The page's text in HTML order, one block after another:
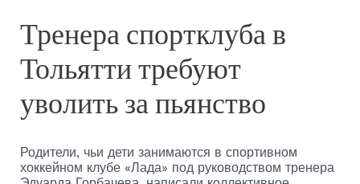
Тренера спортклуба в
Тольятти требуют
уволить за пьянство
Родители, чьи дети занимаются в спортивном
хоккейном клубе «Лада» под руководством тренера